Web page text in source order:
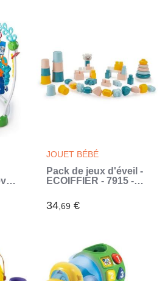
JOUET BÉBÉ
Pack de jeux d'éveil -
ECOIFFIER - 7915 -
Abrick (Bleu)
34,69 €